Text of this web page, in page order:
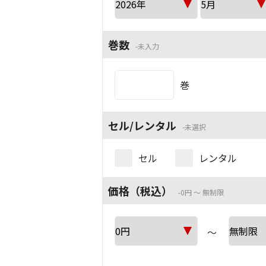
巻数 未入力
巻
セル/レンタル 未選択
セル レンタル
価格（税込） 0円 ～ 無制限
～